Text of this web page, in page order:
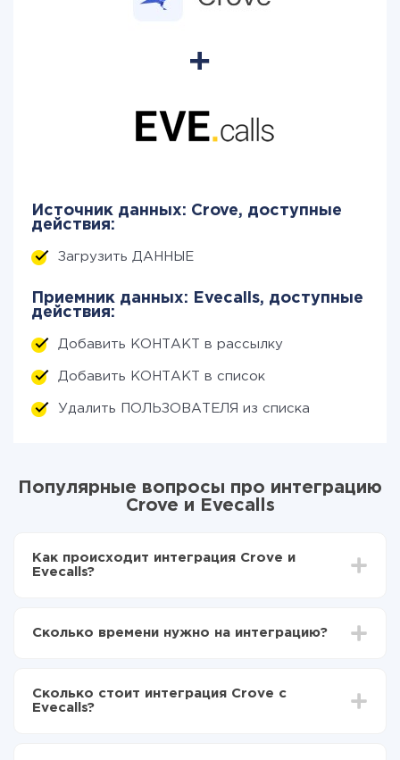
Источник данных: Crove, доступные
действия:
Загрузить ДАННЫЕ
Приемник данных: Evecalls, доступные
действия:
Добавить КОНТАКТ в рассылку
Добавить КОНТАКТ в список
Удалить ПОЛЬЗОВАТЕЛЯ из списка
Популярные вопросы про интеграцию
Crove и Evecalls
Как происходит интеграция Crove и
Evecalls?
Выбираете какие данные передавать из Crove в
передаваться из Crove в Evecalls
Сколько времени нужно на интеграцию?
отличаться и составлять от 5-ти до 30-минут. В
среднем настройка занимает 10-15 минут.
Сколько стоит интеграция Crove с
Evecalls?